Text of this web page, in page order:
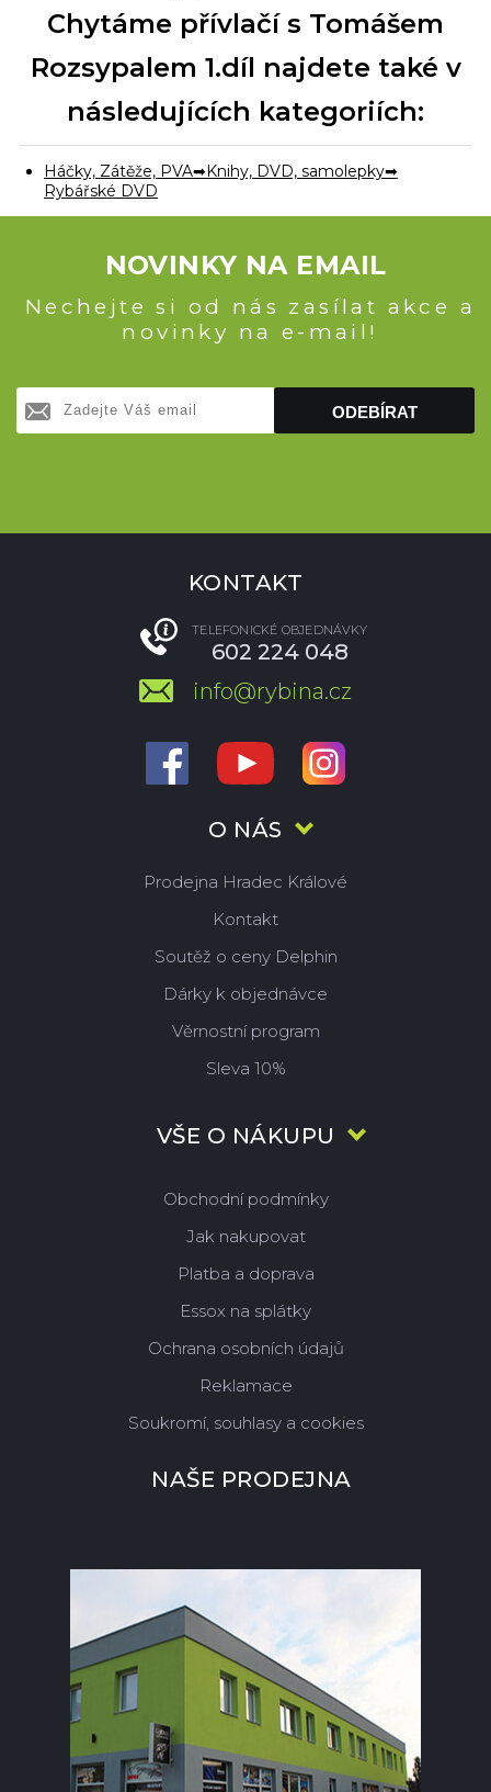
Chytáme přívlačí s Tomášem
Rozsypalem 1.díl najdete také v
následujících kategoriích:
Háčky, Zátěže, PVA
Knihy, DVD, samolepky
Rybářské DVD
NOVINKY NA EMAIL
Nechejte si od nás zasílat akce a
novinky na e-mail!
ODEBÍRAT
O NÁS
Prodejna Hradec Králové
Kontakt
Soutěž o ceny Delphin
Dárky k objednávce
Věrnostní program
Sleva 10%
VŠE O NÁKUPU
Obchodní podmínky
Jak nakupovat
Platba a doprava
Essox na splátky
Ochrana osobních údajů
Reklamace
Soukromí, souhlasy a cookies
KONTAKT
TELEFONICKÉ OBJEDNÁVKY
602 224 048
info@rybina.cz
NAŠE PRODEJNA